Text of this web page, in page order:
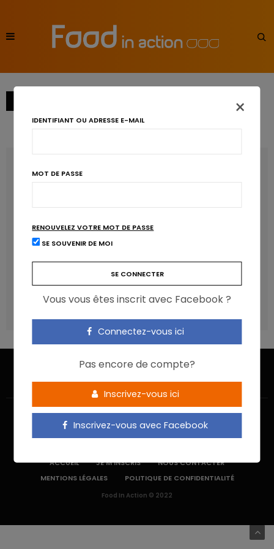
Manger sucré augmente-t-il l’attrait pour le sucré ?
Poisson, contaminants et oméga-3 : quelles
recommandations ?
Les aliments ultra-transformés doivent-ils être une cible
×
IDENTIFIANT OU ADRESSE E-MAIL
MOT DE PASSE
RENOUVELEZ VOTRE MOT DE PASSE
SE SOUVENIR DE MOI
Vous vous êtes inscrit avec Facebook ?
Connectez-vous ici
Pas encore de compte?
Inscrivez-vous ici
Inscrivez-vous avec Facebook
ACCUEIL JE M’INSCRIS
NOUS CONTACTER
MENTIONS LÉGALES
POLITIQUE DE CONFIDENTIALITÉ
Food In Action © 2022